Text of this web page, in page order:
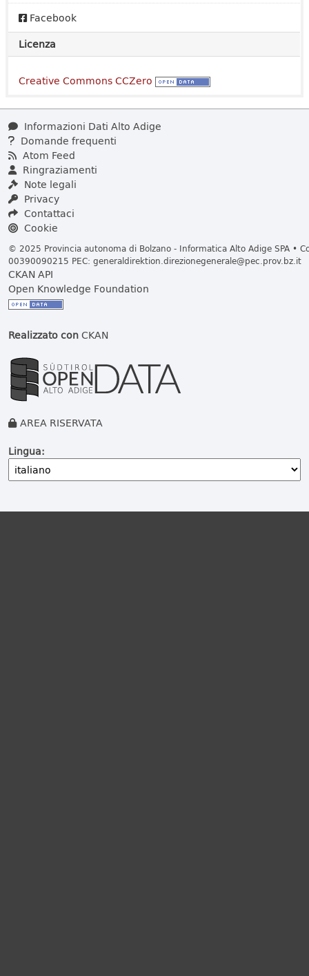
Facebook
Licenza
Creative Commons CCZero
Informazioni Dati Alto Adige
Domande frequenti
Atom Feed
Ringraziamenti
Note legali
Privacy
Contattaci
Cookie
© 2025 Provincia autonoma di Bolzano - Informatica Alto Adige SPA •
00390090215 PEC: generaldirektion.direzionegenerale@pec.prov.bz.it
CKAN API
Open Knowledge Foundation
Realizzato conCKAN
AREA RISERVATA
Lingua